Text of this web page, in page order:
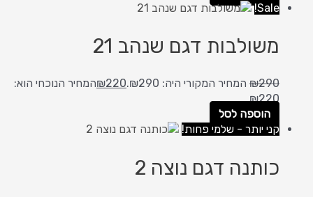
Sale!
משולבות דגם שנהב 21
₪290 המחיר המקורי היה: ₪290. ₪220
המחיר הנוכחי הוא:
₪220.
הוספה לסל
קני יותר - שלמי פחות!
כותנה דגם נוצה 2